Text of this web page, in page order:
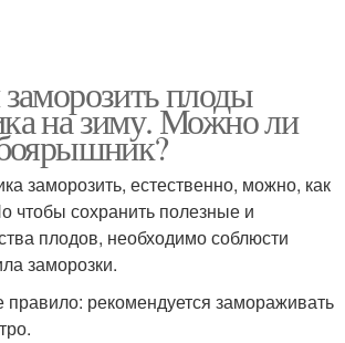
плоды
на зиму. Можно ли
заморозить, естественно, можно, как
чтобы сохранить полезные и
плодов, необходимо соблюсти
заморозки.
рекомендуется замораживать